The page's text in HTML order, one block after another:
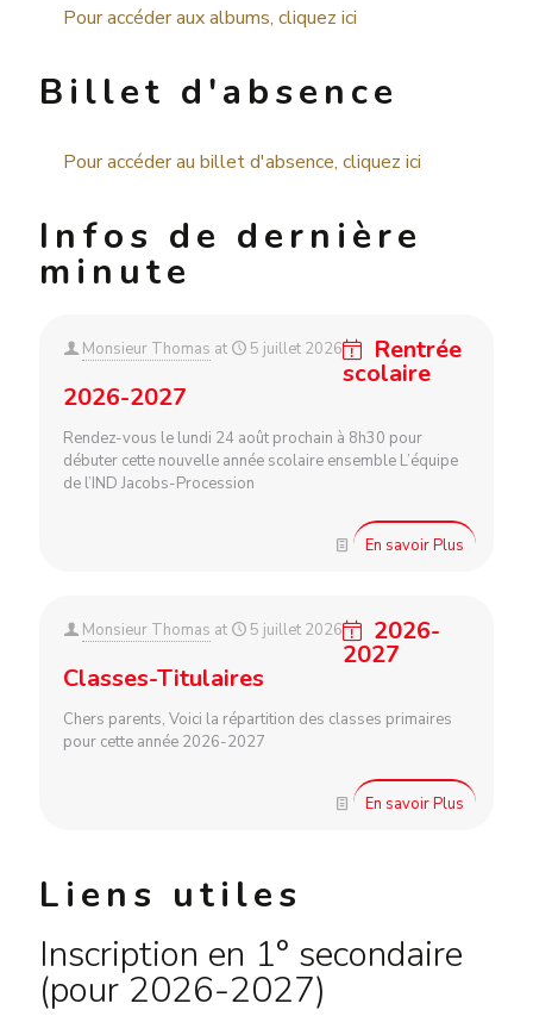
Pour accéder aux albums, cliquez ici
Billet d'absence
Pour accéder au billet d'absence, cliquez ici
Infos de dernière
minute
Monsieur Thomas at 5 juillet 2026 Rentrée
scolaire
2026-2027
Rendez-vous le lundi 24 août prochain à 8h30 pour
débuter cette nouvelle année scolaire ensemble L’équipe
de l’IND Jacobs-Procession
En savoir Plus
Monsieur Thomas at 5 juillet 2026 2026-
2027
Classes-Titulaires
Chers parents, Voici la répartition des classes primaires
pour cette année 2026-2027
En savoir Plus
Liens utiles
Inscription en 1° secondaire
(pour 2026-2027)